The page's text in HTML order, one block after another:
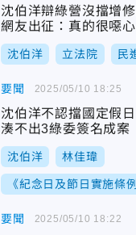
沈伯洋辯綠營沒擋增
網友出征：真的很噁心
沈伯洋 立法院 民
要聞
沈伯洋不認擋國定假
湊不出3綠委簽名成案
沈伯洋 林佳瑋
《紀念日及節日實施條例
2025/05/10 18:25
要聞 2025/05/10 18:22